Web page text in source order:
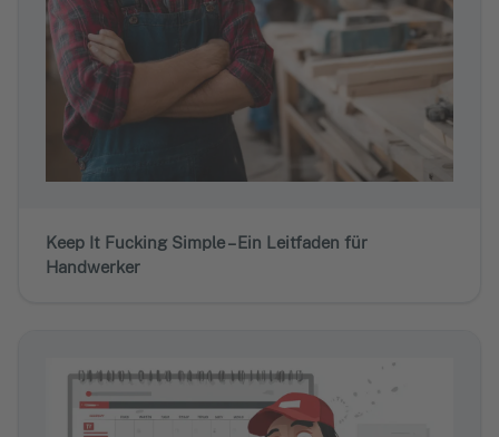
Keep It Fucking Simple – Ein Leitfaden für
Handwerker